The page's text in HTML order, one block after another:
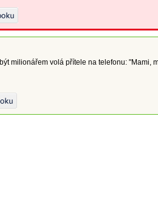
milionářem volá přítele na telefonu: "Mami,